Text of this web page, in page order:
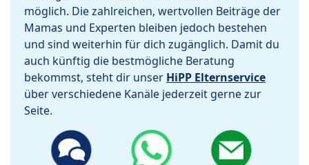
möglich. Die zahlreichen, wertvollen Beiträge der
Mamas und Experten bleiben jedoch bestehen
und sind weiterhin für dich zugänglich. Damit du
auch künftig die bestmögliche Beratung
bekommst, steht dir unser HiPP Elternservice
über verschiedene Kanäle jederzeit gerne zur
Seite.